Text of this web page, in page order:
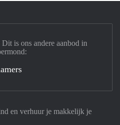
en verhuur je makkelijk je
is ons andere aanbod in